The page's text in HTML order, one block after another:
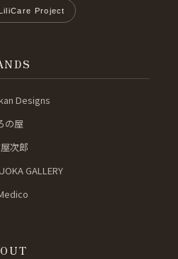
Project
Designs
の屋
次郎
GALLERY